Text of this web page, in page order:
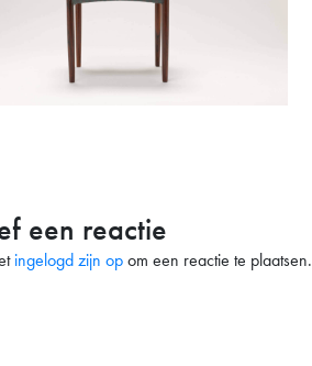
een reactie
ingelogd zijn opom een reactie te plaatsen.